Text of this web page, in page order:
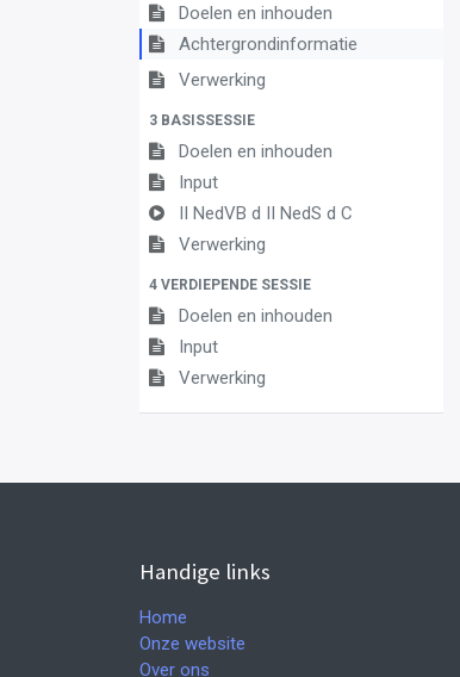
Doelen en inhouden
Achtergrondinformatie
Verwerking
3 BASISSESSIE
Doelen en inhouden
Input
II NedVB d II NedS d C
Verwerking
4 VERDIEPENDE SESSIE
Doelen en inhouden
Input
Verwerking
Handige links
Home
Onze website
Over ons